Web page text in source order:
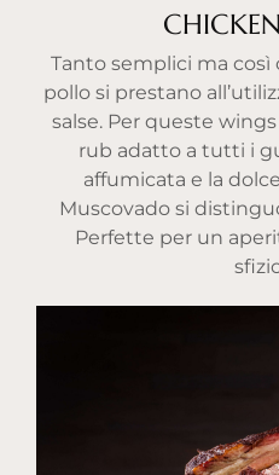
Tanto semplici ma così
pollo si prestano
salse. Per queste
rub adatto a tutti i
affumicata e la
Muscovado si
Perfette per un